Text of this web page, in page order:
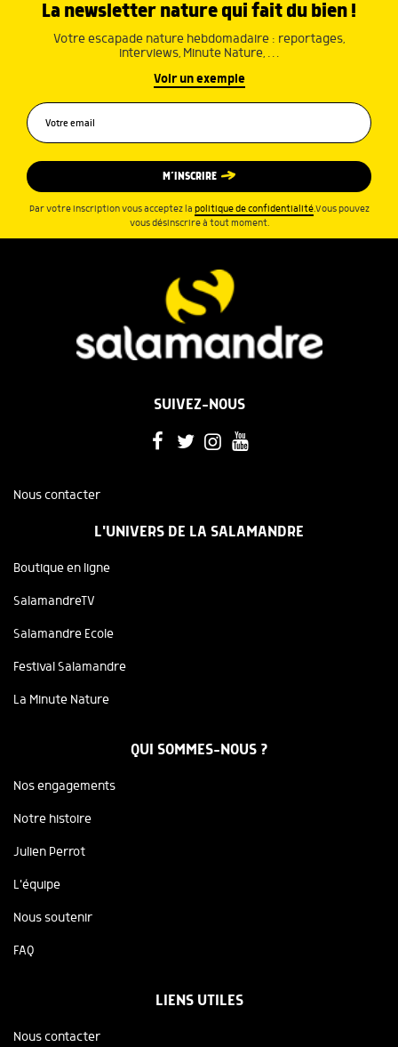
La newsletter nature qui fait du bien !
Votre escapade nature hebdomadaire : reportages,
interviews, Minute Nature, …
Voir un exemple
M’INSCRIRE
Par votre inscription vous acceptez la politique de confidentialité.Vous pouvez
vous désinscrire à tout moment.
SUIVEZ-NOUS
Nous contacter
L'UNIVERS DE LA SALAMANDRE
Boutique en ligne
SalamandreTV
Salamandre Ecole
Festival Salamandre
La Minute Nature
QUI SOMMES-NOUS ?
Nos engagements
Notre histoire
Julien Perrot
L'équipe
Nous soutenir
FAQ
LIENS UTILES
Nous contacter